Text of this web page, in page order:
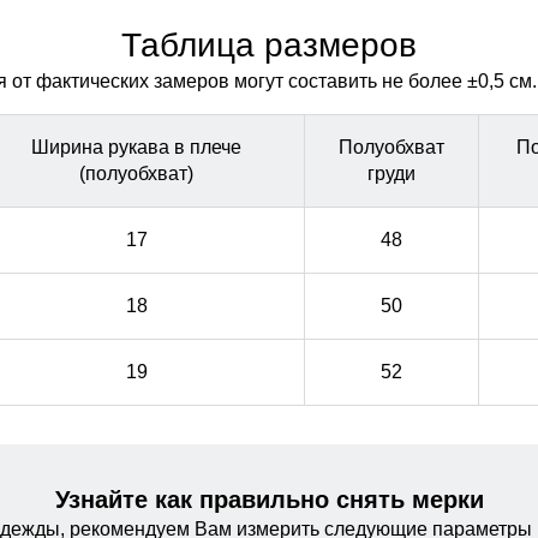
Таблица размеров
фактических замеров могут составить не более ±0,5
Ширина рукава в плече
(полуобхват)
Полуобхват
груди
17 48
18 50
19 52
Узнайте как правильно снять мерки
рекомендуем Вам измерить следующие